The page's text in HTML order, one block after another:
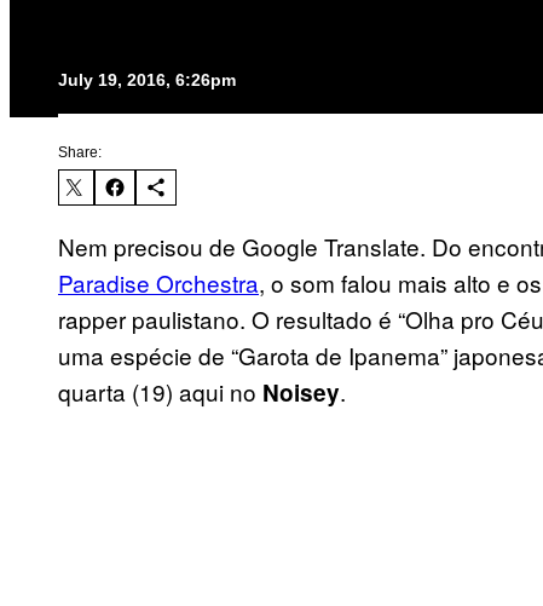
July 19, 2016, 6:26pm
Share:
Nem precisou de Google Translate. Do
Paradise Orchestra, o som falou mais alto e
rapper paulistano. O resultado é “Olha pro
uma espécie de “Garota de Ipanema”
quarta (19) aqui no Noisey.